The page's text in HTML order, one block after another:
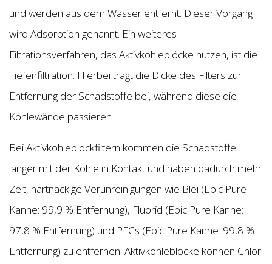
und werden aus dem Wasser entfernt. Dieser Vorgang
wird Adsorption genannt. Ein weiteres
Filtrationsverfahren, das Aktivkohleblöcke nutzen, ist die
Tiefenfiltration. Hierbei trägt die Dicke des Filters zur
Entfernung der Schadstoffe bei, während diese die
Kohlewände passieren.
Bei Aktivkohleblockfiltern kommen die Schadstoffe
länger mit der Kohle in Kontakt und haben dadurch mehr
Zeit, hartnäckige Verunreinigungen wie Blei (Epic Pure
Kanne: 99,9 % Entfernung), Fluorid (Epic Pure Kanne:
97,8 % Entfernung) und PFCs (Epic Pure Kanne: 99,8 %
Entfernung) zu entfernen. Aktivkohleblöcke können Chlor